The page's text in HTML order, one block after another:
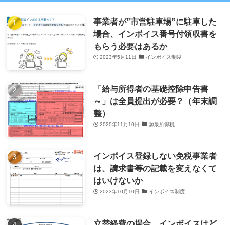
事業者が”市営駐車場”に駐車した
場合、インボイス番号付領収書を
もらう必要はあるか
2023年5月11日 インボイス制度
「給与所得者の基礎控除申告書
～」は全員提出が必要？（年末調
整）
2020年11月10日 源泉所得税
インボイス登録しない免税事業者
は、請求書等の記載を変えなくて
はいけないか
2023年10月10日 インボイス制度